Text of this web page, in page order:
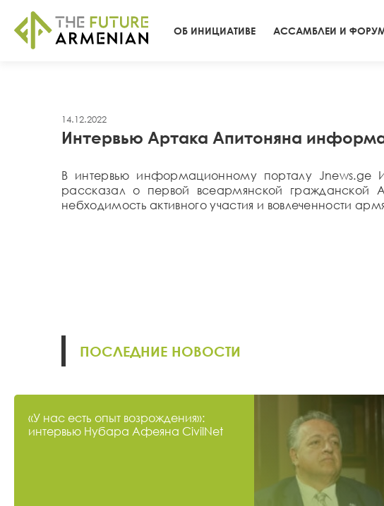
ОБ ИНИЦИАТИВЕ АССАМБЛЕИ И
14.12.2022
Интервью Артака Апитоняна
В интервью информационному порталу Jnews.ge
рассказал о первой всеармянской гражданской
небходимость активного участия и вовлеченности
ПОСЛЕДНИЕ НОВОСТИ
«У нас есть опыт возрождения»:
интервью Нубара Афеяна CivilNet